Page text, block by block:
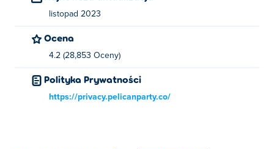
Czy mogę grać w Stack City na urządzeniach
W Stack City można grać na komputerze i urządzeniach
listopad 2023
Ocena
4.2 (28,853 Oceny)
Polityka Prywatności
https://privacy.pelicanparty.co/